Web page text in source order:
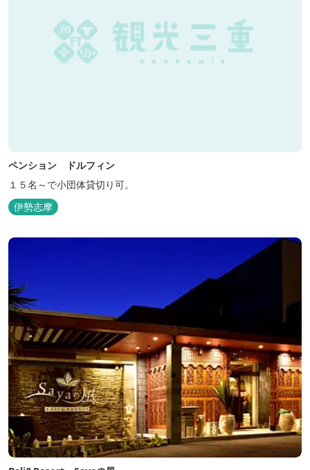
ペンション ドルフィン
１５名～で小団体貸切り可。
伊勢志摩